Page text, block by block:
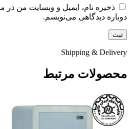
ذخیره نام، ایمیل و وبسایت من در
دوباره دیدگاهی می‌نویسم.
Shipping & Delivery
محصولات مرتبط